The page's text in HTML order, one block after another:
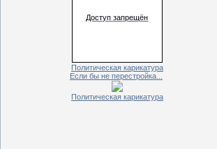
Доступ запрещён
Политическая карикатура
Если бы не перестройка...
Политическая карикатура